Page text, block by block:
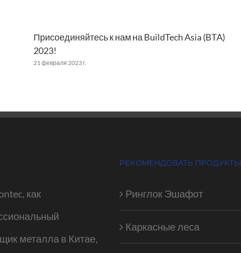
Присоединяйтесь к нам на BuildTech Asia (BTA)
2023!
21 февраля 2023 г.
как
металла в Китае,
РЕКОМЕНДОВАТЬ ПРОДУКТЫ
Ринглок Эшафот
Каркасные леса